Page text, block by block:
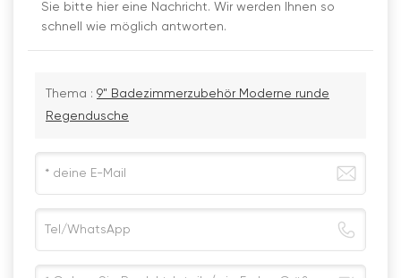
Sie bitte hier eine Nachricht. Wir werden Ihnen so
schnell wie möglich antworten.
Thema : 9" Badezimmerzubehör Moderne runde
Regendusche